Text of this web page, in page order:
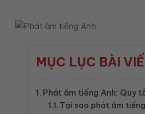
MỤC LỤC BÀI
Phát âm tiếng Anh: Quy
Tại sao phát âm